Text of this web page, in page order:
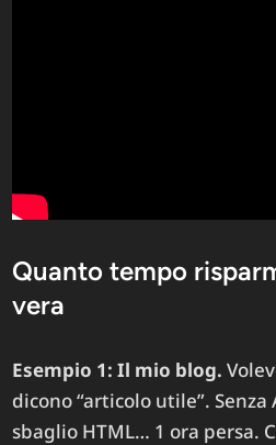
Quanto tempo
vera
Esempio 1: Il mio blog.
dicono “articolo utile”. Senza
sbaglio HTML… 1 ora persa.